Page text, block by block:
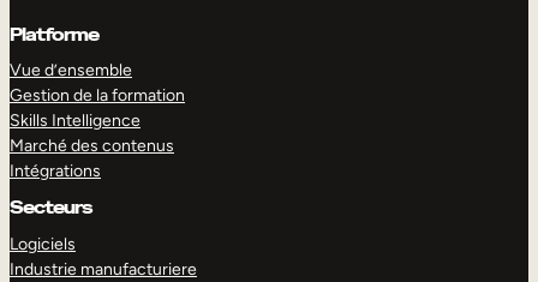
Platforme
Vue d’ensemble
Gestion de la formation
Skills Intelligence
Marché des contenus
Intégrations
Secteurs
Logiciels
Industrie manufacturiere